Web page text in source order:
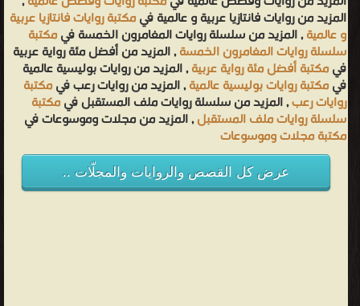
المزيد من روايات فانتازيا عربية و عالمية فيمكتبة روايات فانتازيا عربية
و عالمية, المزيد من سلسلة روايات المغامرون الخمسة فيمكتبة
سلسلة روايات المغامرون الخمسة, المزيد من أفضل مئة رواية عربية
فيمكتبة أفضل مئة رواية عربية, المزيد من روايات بوليسية عالمية
فيمكتبة روايات بوليسية عالمية, المزيد من روايات رعب فيمكتبة
روايات رعب, المزيد من سلسلة روايات ملف المستقبل فيمكتبة
سلسلة روايات ملف المستقبل, المزيد من مجلات وموسوعات في
مكتبة مجلات وموسوعات
عرض كل القصص والروايات والمجلّات ..